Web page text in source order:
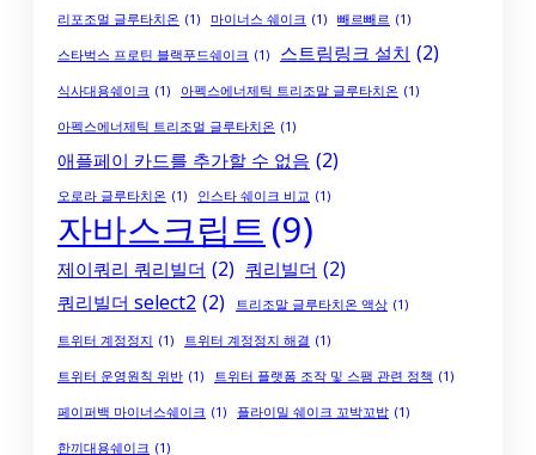
리포조멀 글루타치온 (1) 마이너스 쉐이크 (1) 빼르빼르 (1)
스타벅스 프로틴 블랙푸드쉐이크 (1) 스트림링크 설치 (2)
식사대용쉐이크 (1) 아펙스에너제틱 트리조말 글루타치온 (1)
아펙스에너제틱 트리조멀 글루타치온 (1)
애플페이 카드를 추가할 수 없음 (2)
오로라 글루타치온 (1) 인스타 쉐이크 비교 (1)
자바스크립트 (9)
제이쿼리 쿼리빌더 (2) 쿼리빌더 (2)
쿼리빌더 select2 (2) 트리조말 글루타치온 액상 (1)
트위터 계정정지 (1) 트위터 계정정지 해결 (1)
트위터 운영원칙 위반 (1) 트위터 플랫폼 조작 및 스팸 관련 정책 (1)
페이퍼백 마이너스쉐이크 (1) 플라이밀 쉐이크 꼬박꼬밥 (1)
한끼대용쉐이크 (1)